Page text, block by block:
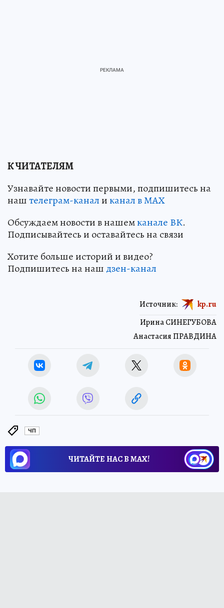
К ЧИТАТЕЛЯМ
Узнавайте новости первыми, подпишитесь на
наштелеграм-каналиканал в МАХ
Обсуждаем новости в нашемканале ВК.
Подписывайтесь и оставайтесь на связи
Хотите больше историй и видео?
Подпишитесь на наш дзен-канал
Ирина СИНЕГУБОВА
Анастасия ПРАВДИНА
Источник: kp.ru
ЧП
ЧИТАЙТЕ НАС В МАХ!